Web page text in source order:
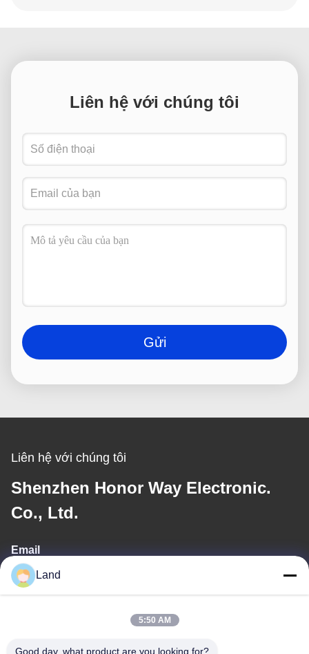
Liên hệ với chúng tôi
Gửi
Liên hệ với chúng tôi
Shenzhen Honor Way Electronic.
Co., Ltd.
Email
land@szhw-tech.com
Land
5:50 AM
Good day, what product are you looking for?